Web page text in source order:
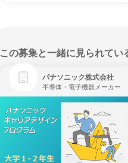
この募集と一緒に見られてい
パナソニック株式会社
半導体・電子機器メーカー